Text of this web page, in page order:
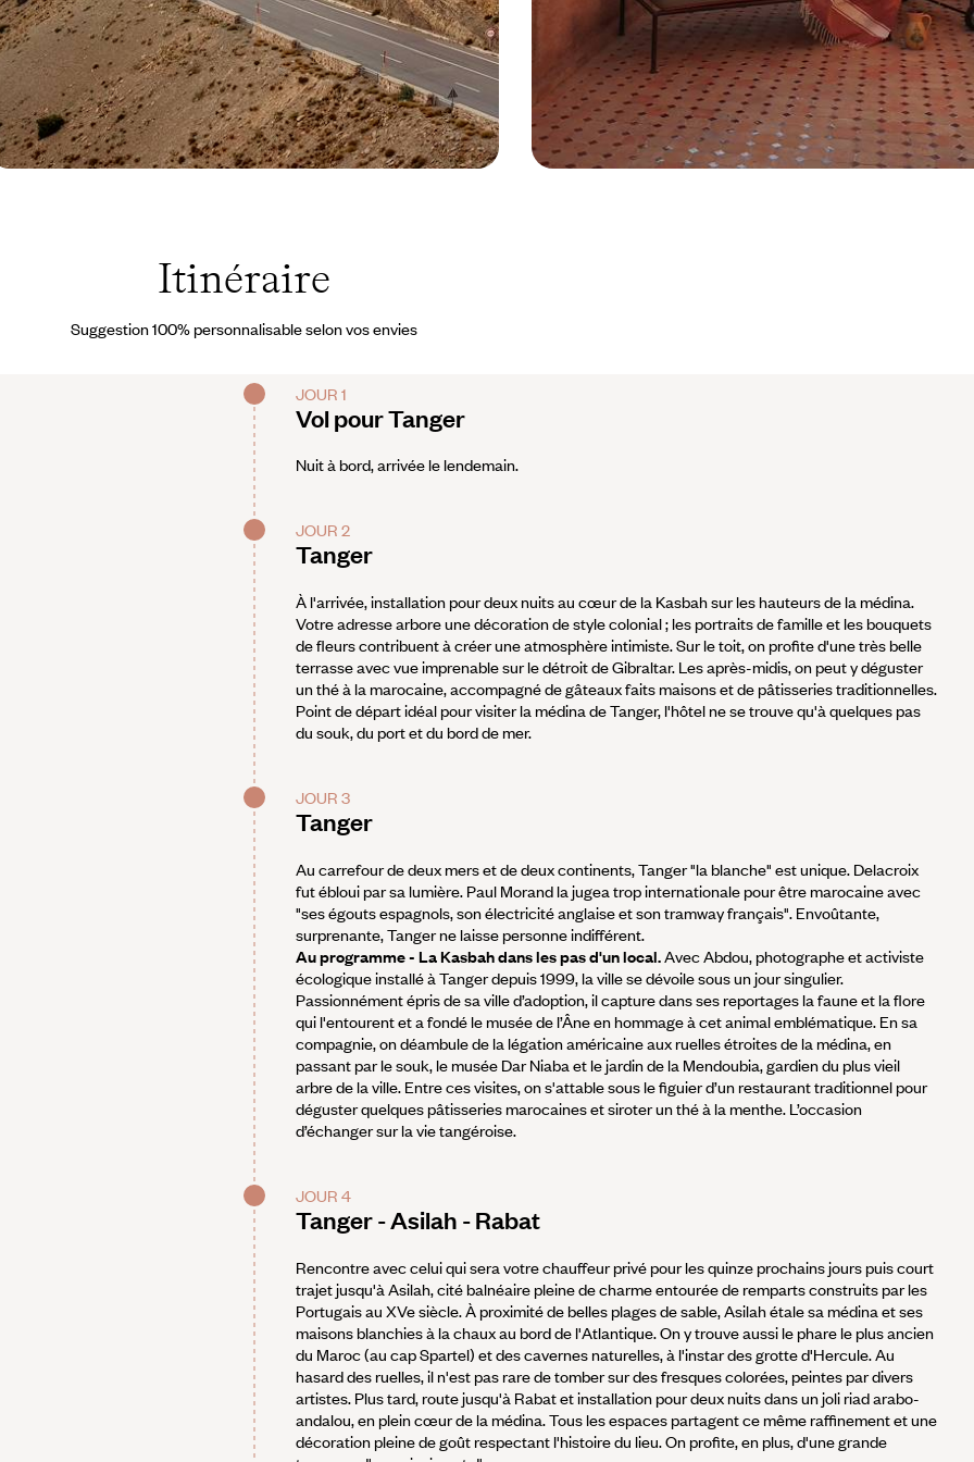
Itinéraire
Suggestion 100% personnalisable selon vos envies
JOUR 1
Vol pour Tanger
Nuit à bord, arrivée le lendemain.
JOUR 2
Tanger
À l'arrivée, installation pour deux nuits au cœur de la Kasbah sur les hauteurs de la médina.
Votre adresse arbore une décoration de style colonial ; les portraits de famille et les bouquets
de fleurs contribuent à créer une atmosphère intimiste. Sur le toit, on profite d'une très belle
terrasse avec vue imprenable sur le détroit de Gibraltar. Les après-midis, on peut y déguster
un thé à la marocaine, accompagné de gâteaux faits maisons et de pâtisseries traditionnelles.
Point de départ idéal pour visiter la médina de Tanger, l'hôtel ne se trouve qu'à quelques pas
du souk, du port et du bord de mer.
JOUR 3
Tanger
Au carrefour de deux mers et de deux continents, Tanger "la blanche" est unique. Delacroix
fut ébloui par sa lumière. Paul Morand la jugea trop internationale pour être marocaine avec
"ses égouts espagnols, son électricité anglaise et son tramway français". Envoûtante,
surprenante, Tanger ne laisse personne indifférent.
Au programme - La Kasbah dans les pas d'un local.Avec Abdou, photographe et activiste
écologique installé à Tanger depuis 1999, la ville se dévoile sous un jour singulier.
Passionnément épris de sa ville d’adoption, il capture dans ses reportages la faune et la flore
qui l'entourent et a fondé le musée de l’Âne en hommage à cet animal emblématique. En sa
compagnie, on déambule de la légation américaine aux ruelles étroites de la médina, en
passant par le souk, le musée Dar Niaba et le jardin de la Mendoubia, gardien du plus vieil
arbre de la ville. Entre ces visites, on s'attable sous le figuier d’un restaurant traditionnel pour
déguster quelques pâtisseries marocaines et siroter un thé à la menthe. L’occasion
d’échanger sur la vie tangéroise.
JOUR 4
Tanger - Asilah - Rabat
Rencontre avec celui qui sera votre chauffeur privé pour les quinze prochains jours puis court
trajet jusqu'à Asilah, cité balnéaire pleine de charme entourée de remparts construits par les
Portugais au XVe siècle. À proximité de belles plages de sable, Asilah étale sa médina et ses
maisons blanchies à la chaux au bord de l'Atlantique. On y trouve aussi le phare le plus ancien
du Maroc (au cap Spartel) et des cavernes naturelles, à l'instar des grotte d'Hercule. Au
hasard des ruelles, il n'est pas rare de tomber sur des fresques colorées, peintes par divers
artistes. Plus tard, route jusqu'à Rabat et installation pour deux nuits dans un joli riad arabo-
andalou, en plein cœur de la médina. Tous les espaces partagent ce même raffinement et une
décoration pleine de goût respectant l'histoire du lieu. On profite, en plus, d'une grande